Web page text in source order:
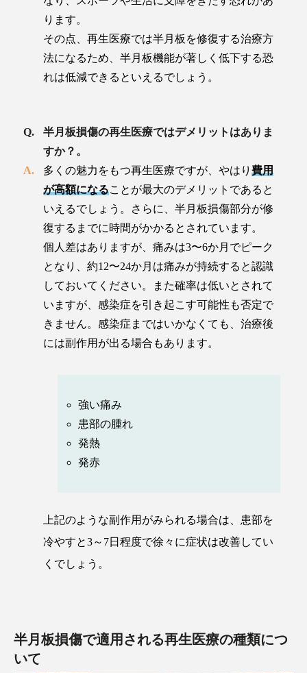
ります。
その点、再生医療では半月板を修復する治療方
法になるため、半月板機能が著しく低下する恐
れは低減できるといえるでしょう。
半月板損傷の再生医療ではデメリットはありま
すか？。
多くの魅力をもつ再生医療ですが、やはり 費用
が高額になることが最大のデメリットであると
いえるでしょう。さらに、半月板損傷部分が修
復するまでに時間がかかるとされています。
個人差はありますが、痛みは3〜6か月でピーク
となり、約12〜24か月は痛みが持続すると認識
しておいてください。また確率は低いとされて
いますが、感染症を引き起こす可能性も否定で
きません。感染症まではいかなくても、治療後
には副作用が出る場合もあります。
強い痛み
患部の腫れ
発熱
発赤
上記のような副作用がみられる場合は、患部を
冷やすと3～7日程度で徐々に症状は改善してい
くでしょう。
半月板損傷で適用される再生医療の種類につ
いて